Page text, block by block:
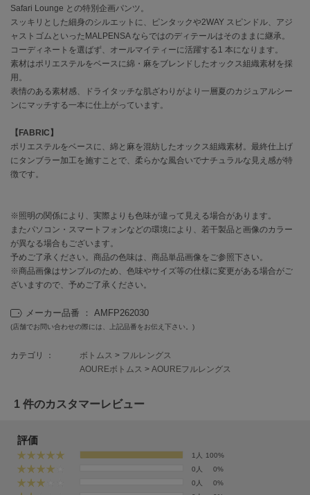
COLE HAAN
コール ハーン
CONVERSE
コンバース
ダンスキン
emmi
エミ
emmi atelier
エミ アトリエ
エミヨガ
エトレトウキョウ
FILA
フィラ
FRAY I.D
Safari Lounge との特別企画パンツ。
スッキリとした細身のシルエットに、ピンタックや2WAY スピンドル、アジ
ャストゴムといったMALPENSA ならではのディテールはそのままに継承。
コーディネートを選ばず、オールマイティーに活躍する1 本になります。
素材はポリエステルをベースに綿・麻をブレンドしたオックス組織素材を採
用。
表情のある素材感、ドライタッチな肌ざわりがより一層夏のカジュアルシー
ンにマッチする一本に仕上がっています。
【FABRIC】
ポリエステルをベースに、綿と麻を混紡したオックス組織素材。最終仕上げ
にタンブラー加工を施すことで、柔らかな風合いでナチュラルな見え感が特
徴です。
※照明の関係により、実際よりも色味が違って見える場合があります。
またパソコン・スマートフォンなどの環境により、若干製品と画像のカラー
が異なる場合もございます。
予めご了承ください。商品の色味は、商品単品画像をご参照下さい。
※商品画像はサンプルのため、色味やサイズ等の仕様に変更がある場合がご
ざいますので、予めご了承ください。
メーカー品番 ： AMFP262030
(店舗でお問い合わせの際には、上記品番をお伝え下さい。)
カテゴリ ： ボトムス > フルレングス
AOUREボトムス > AOUREフルレングス
1 件のカスタマーレビュー
評価
1人
100%
0人
0%
0人
0%